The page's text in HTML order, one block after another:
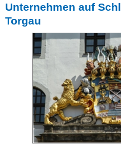
Unternehmen auf
Torgau